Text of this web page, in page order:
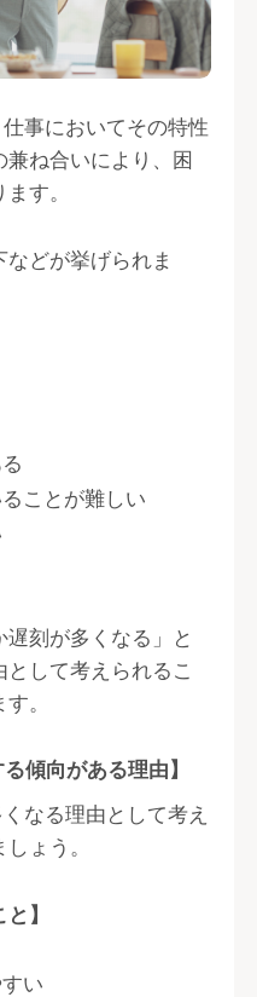
事においてその特性
兼ね合いにより、困
す。
どが挙げられま
ことが難しい
刻が多くなる」と
して考えられるこ
。
傾向がある理由】
なる理由として考え
ょう。
】
い